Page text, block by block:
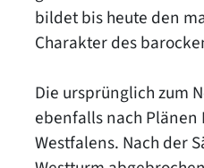
bildet bis heute den
Charakter des
Die ursprünglich zum
ebenfalls nach
Westfalens. Nach der